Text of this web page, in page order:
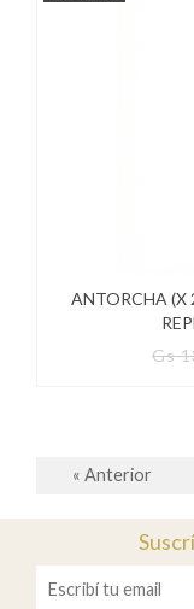
ANTORCHA (X
Gs
« Anterior